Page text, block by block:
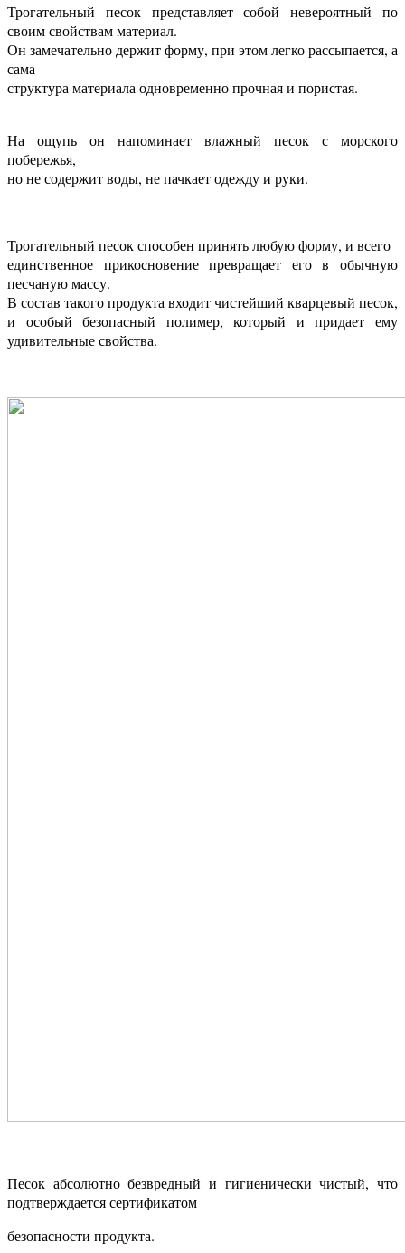
Трогательный песок представляет собой невероятный по
своим свойствам материал.
Он замечательно держит форму, при этом легко рассыпается, а
сама
структура материала одновременно прочная и пористая.
На ощупь он напоминает влажный песок с морского
побережья,
но не содержит воды, не пачкает одежду и руки.
Трогательный песок способен принять любую форму, и всего
единственное прикосновение превращает его в обычную
песчаную массу.
В состав такого продукта входит чистейший кварцевый песок,
и особый безопасный полимер, который и придает ему
удивительные свойства.
Песок абсолютно безвредный и гигиенически чистый, что
подтверждается сертификатом
безопасности продукта.